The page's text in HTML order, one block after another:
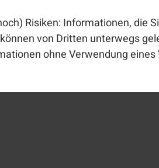
Risiken: Informationen, die
von Dritten unterwegs
ohne Verwendung